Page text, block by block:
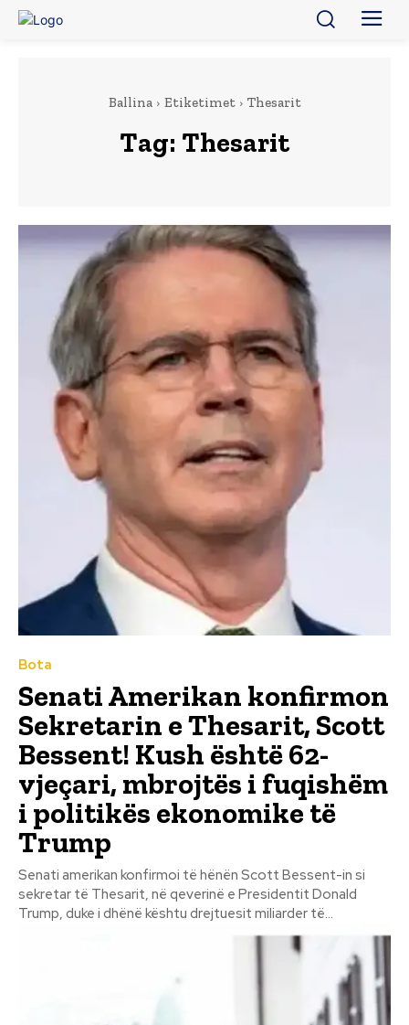
Ballina Etiketimet Thesarit
Tag: Thesarit
Bota
Senati Amerikan konfirmon
Sekretarin e Thesarit, Scott
Bessent! Kush është 62-
vjeçari, mbrojtës i fuqishëm
i politikës ekonomike të
Trump
Senati amerikan konfirmoi të hënën Scott Bessent-in si
sekretar të Thesarit, në qeverinë e Presidentit Donald
Trump, duke i dhënë kështu drejtuesit miliarder të...